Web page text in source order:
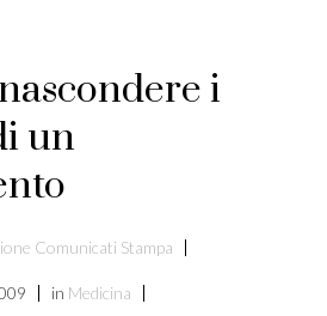
i
un
Comunicati Stampa
in Medicina